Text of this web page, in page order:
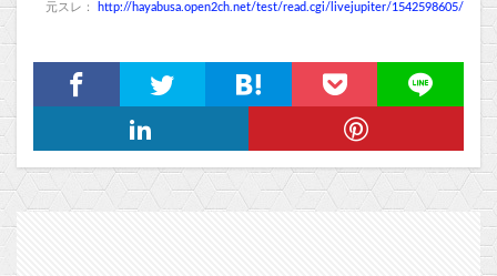
元スレ： http://hayabusa.open2ch.net/test/read.cgi/livejupiter/1542598605/